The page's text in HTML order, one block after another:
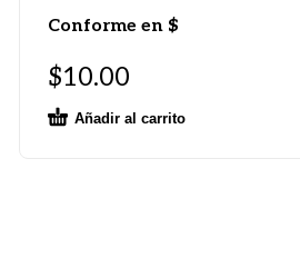
Conforme en $
$10.00
Añadir al carrito